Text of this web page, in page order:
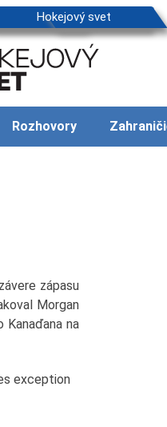
Rozhovory
zápasu
Morgan
Kanaďana na
exception